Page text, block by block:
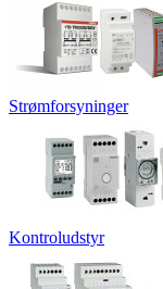
Strømforsyninger
Kontroludstyr